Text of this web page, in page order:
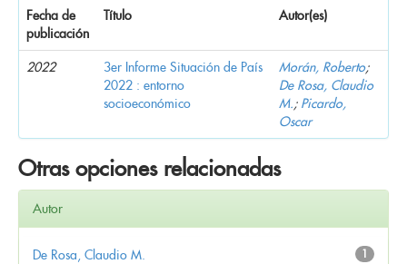
Fecha de
publicación
Título Autor(es)
2022
3er Informe Situación de País
2022 : entorno
socioeconómico
Morán, Roberto;
De Rosa, Claudio
M.; Picardo,
Oscar
Otras opciones relacionadas
Autor
1
De Rosa, Claudio M.